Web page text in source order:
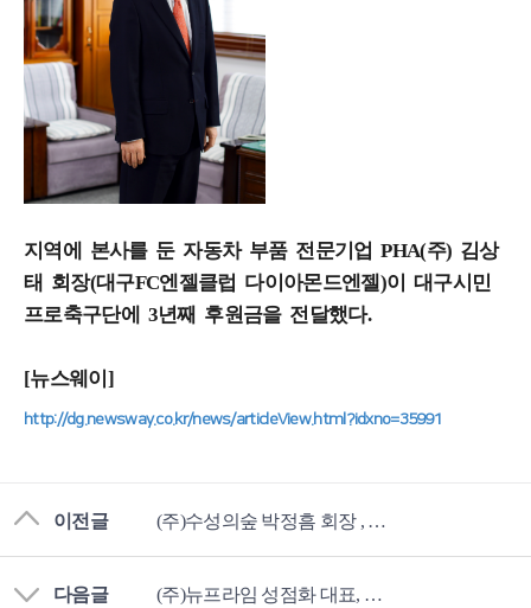
지역에 본사를 둔 자동차 부품 전문기업 PHA(주) 김상
태 회장(대구FC엔젤클럽 다이아몬드엔젤)이 대구시민
프로축구단에 3년째 후원금을 전달했다.
[뉴스웨이]
http://dg.newsway.co.kr/news/articleView.html?idxno=35991
이전글 (주)수성의숲 박정흠 회장 , 대구FC엔젤클럽 다이아몬드엔젤 가입
다음글 (주)뉴프라임 성점화 대표, 대구FC에 후원금 전달